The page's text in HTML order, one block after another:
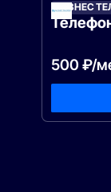
БИЗНЕС
500 ₽/